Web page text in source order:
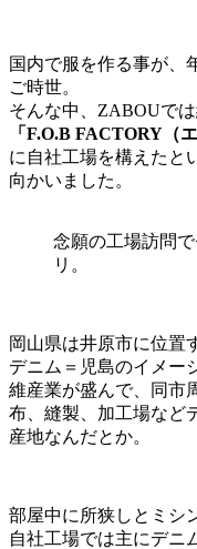
国内で服を作る事が、
ご時世。
そんな中、ZABOUで
「F.O.B FACTORY（
に自社工場を構えたと
向かいました。
念願の工場訪問
リ。
岡山県は井原市に位置
デニム＝児島のイメー
維産業が盛んで、同市
布、縫製、加工場など
産地なんだとか。
部屋中に所狭しとミシ
自社工場では主にデニ